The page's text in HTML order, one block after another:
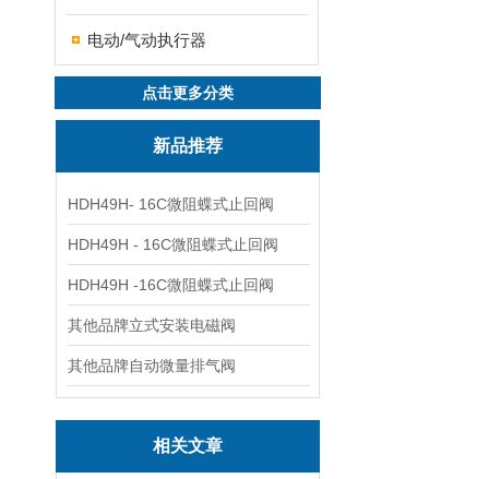
电动/气动执行器
点击更多分类
新品推荐
HDH49H- 16C微阻蝶式止回阀
HDH49H - 16C微阻蝶式止回阀
HDH49H -16C微阻蝶式止回阀
其他品牌立式安装电磁阀
其他品牌自动微量排气阀
相关文章